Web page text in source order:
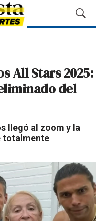
M
o
a
r
u
a
All Stars 2025:
del
llegó al zoom y la
totalmente